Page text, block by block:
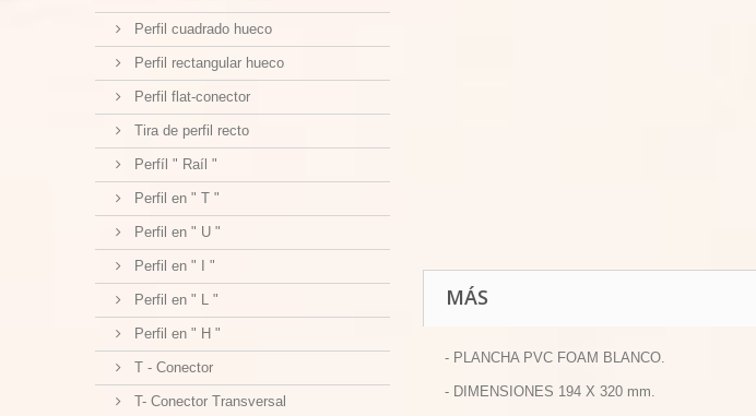
Perfil cuadrado hueco
Perfil rectangular hueco
Perfil flat-conector
Tira de perfil recto
Perfíl " Raíl "
Perfil en " T "
Perfil en " U "
Perfil en " I "
Perfil en " L "
Perfil en " H "
T - Conector
T- Conector Transversal
MÁS
- PLANCHA PVC FOAM BLANCO.
- DIMENSIONES 194 X 320 mm.